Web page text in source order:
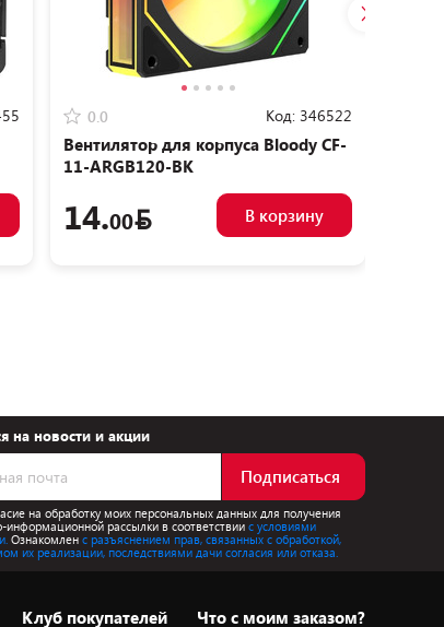
0.0 Код: 346522
Вентилятор для корпуса Bloody CF-
11-ARGB120-BK
14.00 В корзину
на новости и акции
Подписаться
на обработку моих персональных данных для получения
информационной рассылки в соответствиис условиями
Ознакомлен с разъяснением прав, связанных с обработкой,
их реализации, последствиями дачи согласия или отказа.
Клуб покупателей Что с моим заказом?